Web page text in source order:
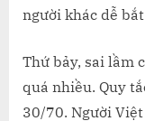
người khác dễ
Thứ bảy, sai lầm
quá nhiều. Quy
30/70. Người